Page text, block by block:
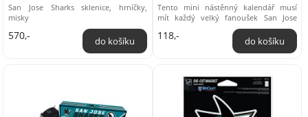
San Jose Sharks sklenice, hrníčky,
misky
570,-
Tento mini nástěnný kalendář musí
mít každý velký fanoušek San Jose
Sharks! Nástěnný kalendář San Jose
Sharks ...
118,-